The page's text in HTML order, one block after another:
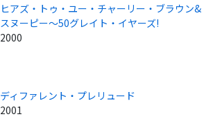
ヒアズ・トゥ・ユー・チャーリー・ブラウン&
スヌーピー～50グレイト・イヤーズ!
2000
ディファレント・プレリュード
2001